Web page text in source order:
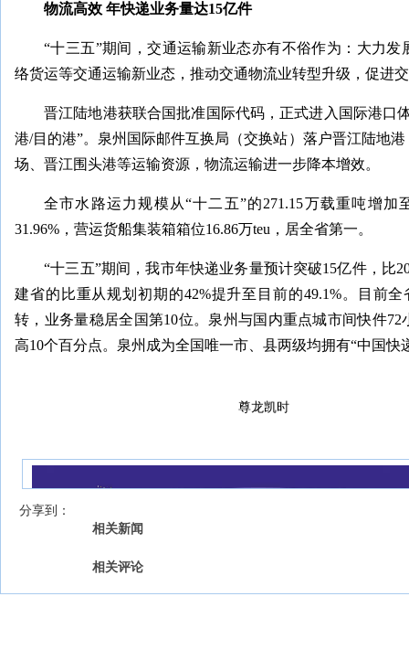
物流高效 年快递业务量达15亿件
“十三五”期间，交通运输新业态亦有不俗作为：大力发
络货运等交通运输新业态，推动交通物流业转型升级，促进
晋江陆地港获联合国批准国际代码，正式进入国际港口
港/目的港”。泉州国际邮件互换局（交换站）落户晋江陆地
场、晋江围头港等运输资源，物流运输进一步降本增效。
全市水路运力规模从“十二五”的271.15万载重吨增加
31.96%，营运货船集装箱箱位16.86万teu，居全省第一。
“十三五”期间，我市年快递业务量预计突破15亿件，比
建省的比重从规划初期的42%提升至目前的49.1%。目前
转，业务量稳居全国第10位。泉州与国内重点城市间快件
高10个百分点。泉州成为全国唯一市、县两级均拥有“中国快
尊龙凯时
分享到：
相关新闻
相关评论